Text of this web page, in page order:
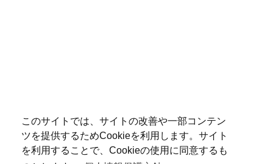
このサイトでは、サイトの改善や一部コンテン
ツを提供するためCookieを利用します。サイト
を利用することで、Cookieの使用に同意するも